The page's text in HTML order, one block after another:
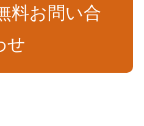
料お問い合
せ